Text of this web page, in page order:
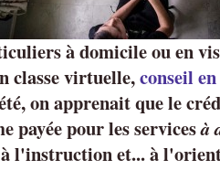
à domicile ou en
classe virtuelle,conseil
on apprenait que le
payée pour les servicesà
l'instruction et... à